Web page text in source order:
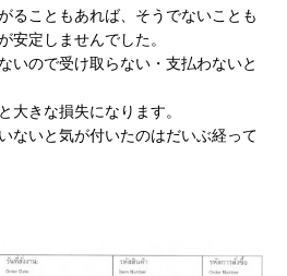
ることもあれば、そうでないことも
安定しませんでした。
いので受け取らない・支払わないと
大きな損失になります。
ないと気が付いたのはだいぶ経って